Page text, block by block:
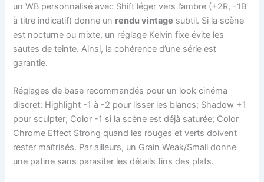
un WB personnalisé avec Shift léger vers l’ambre (+2R, -1B
à titre indicatif) donne un rendu vintage subtil. Si la scène
est nocturne ou mixte, un réglage Kelvin fixe évite les
sautes de teinte. Ainsi, la cohérence d’une série est
garantie.
Réglages de base recommandés pour un look cinéma
discret: Highlight -1 à -2 pour lisser les blancs; Shadow +1
pour sculpter; Color -1 si la scène est déjà saturée; Color
Chrome Effect Strong quand les rouges et verts doivent
rester maîtrisés. Par ailleurs, un Grain Weak/Small donne
une patine sans parasiter les détails fins des plats.